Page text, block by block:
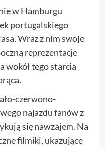
w Hamburgu
portugalskiego
Wraz z nim swoje
reprezentacje
wokół tego starcia
czerwono-
najazdu fanów z
się nawzajem. Na
filmiki, ukazujące